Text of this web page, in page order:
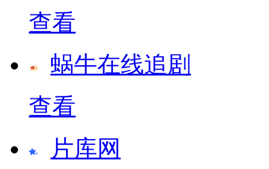
查看
蜗牛在线追剧
查看
片库网